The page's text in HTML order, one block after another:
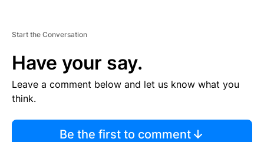
Start the Conversation
Have your say.
Leave a comment below and let us know what you
think.
Be the first to comment